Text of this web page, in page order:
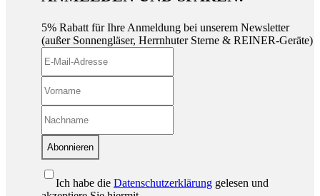
5% Rabatt für Ihre Anmeldung bei unserem Newsletter
(außer Sonnengläser, Herrnhuter Sterne & REINER-Geräte)
Abonnieren
Ich habe die Datenschutzerklärung gelesen und